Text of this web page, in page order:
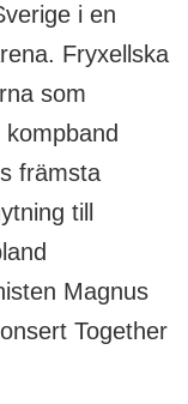
i en
Fryxellska
som
främsta
till
Magnus
Together